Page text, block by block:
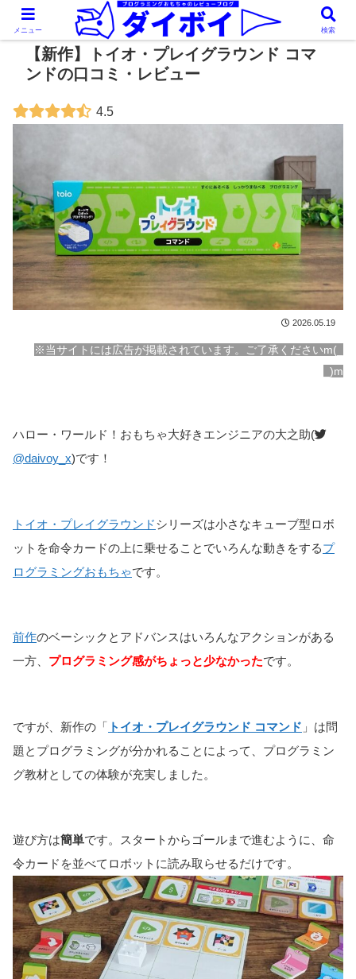
【新作】トイオ・プレイグラウンド コマ
ンドの口コミ・レビュー
4.5
2026.05.19
※当サイトには広告が掲載されています。ご了承くださいm(_
_)m
ハロー・ワールド！おもちゃ大好きエンジニアの大之助(
@daivoy_x)です！
トイオ・プレイグラウンドシリーズは小さなキューブ型ロボ
ットを命令カードの上に乗せることでいろんな動きをするプ
ログラミングおもちゃです。
前作のベーシックとアドバンスはいろんなアクションがある
一方、 プログラミング感がちょっと少なかったです。
ですが、新作の「 トイオ・プレイグラウンド コマンド 」は問
題とプログラミングが分かれることによって、プログラミン
グ教材としての体験が充実しました。
遊び方は簡単です。スタートからゴールまで進むように、命
令カードを並べてロボットに読み取らせるだけです。
メニュー 検索